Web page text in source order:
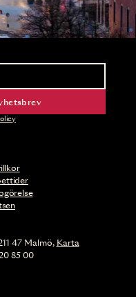
och biljettsläpp.
47 Malmö, Karta
85 00